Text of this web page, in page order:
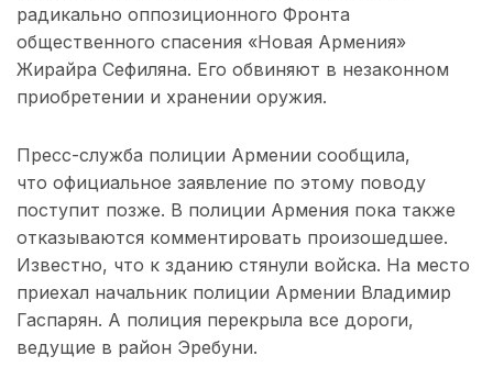
радикально оппозиционного Фронта
общественного спасения «Новая Армения»
Жирайра Сефиляна. Его обвиняют в незаконном
приобретении и хранении оружия.
Пресс-служба полиции Армении сообщила,
что официальное заявление по этому поводу
поступит позже. В полиции Армения пока также
отказываются комментировать произошедшее.
Известно, что к зданию стянули войска. На место
приехал начальник полиции Армении Владимир
Гаспарян. А полиция перекрыла все дороги,
ведущие в район Эребуни.